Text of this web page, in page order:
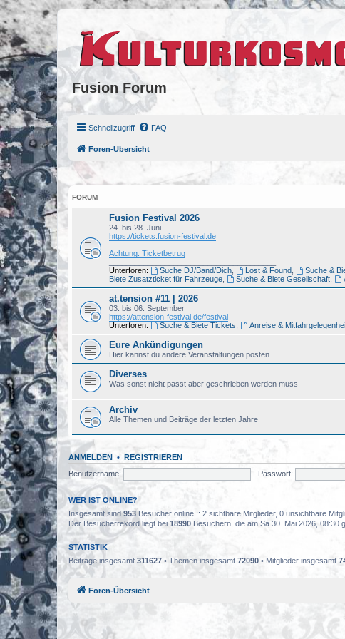
Fusion Forum
Schnellzugriff FAQ
Foren-Übersicht
FORUM
Fusion Festival 2026
24. bis 28. Juni
https://tickets.fusion-festival.de
Achtung: Ticketbetrug
Unterforen:
Suche DJ/Band/Dich, Lost & Found, Suche &
Biete Zusatzticket für Fahrzeuge
Suche & Biete Gesellschaft,
at.tension #11 | 2026
03. bis 06. September
https://attension-festival.de/festival
Unterforen:
Suche & Biete Tickets Anreise &
Eure Ankündigungen
Hier kannst du andere Veranstaltungen posten
Diverses
Was sonst nicht passt aber geschrieben werden muss
Archiv
Alle Themen und Beiträge der letzten Jahre
ANMELDEN • REGISTRIEREN
Benutzername:
Passwort:
WER IST ONLINE?
Insgesamt sind953Besucher online :: 2 sichtbare Mitglieder, 0 unsichtbare
Der Besucherrekord liegt bei 18990 Besuchern, die am Sa 30. Mai 2026, 08:30
STATISTIK
Beiträge insgesamt 311627 • Themen insgesamt 72090 • Mitglieder insgesamt
Foren-Übersicht